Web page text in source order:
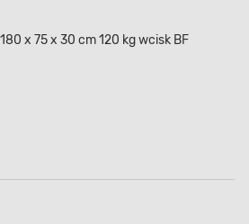
x 75 x 30 cm 120 kg wcisk BF